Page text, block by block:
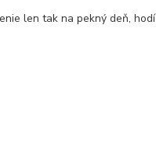
len tak na pekný deň,